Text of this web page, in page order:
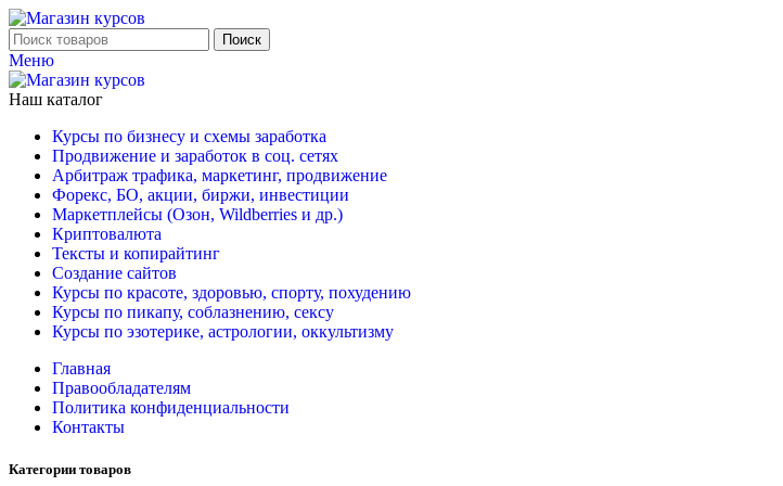
Поиск
Меню
Наш каталог
Курсы по бизнесу и схемы заработка
Продвижение и заработок в соц. сетях
Арбитраж трафика, маркетинг, продвижение
Форекс, БО, акции, биржи, инвестиции
Маркетплейсы (Озон, Wildberries и др.)
Криптовалюта
Тексты и копирайтинг
Создание сайтов
Курсы по красоте, здоровью, спорту, похудению
Курсы по пикапу, соблазнению, сексу
Курсы по эзотерике, астрологии, оккультизму
Главная
Правообладателям
Политика конфиденциальности
Контакты
Категории товаров